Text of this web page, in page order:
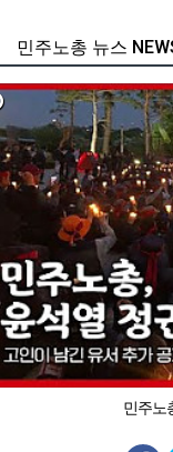
주노총 뉴스
민주노